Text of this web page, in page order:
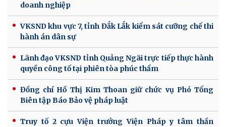
doanh nghiệp
VKSND khu vực 7, tỉnh Đắk Lắk kiểm sát cưỡng chế thi
hành án dân sự
Lãnh đạo VKSND tỉnh Quảng Ngãi trực tiếp thực hành
quyền công tố tại phiên tòa phúc thẩm
Đồng chí Hồ Thị Kim Thoan giữ chức vụ Phó Tổng
Biên tập Báo Bảo vệ pháp luật
Truy tố 2 cựu Viện trưởng Viện Pháp y tâm thần